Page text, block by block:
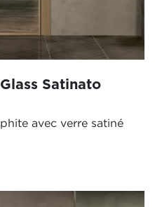
Satinato
avec verre satiné